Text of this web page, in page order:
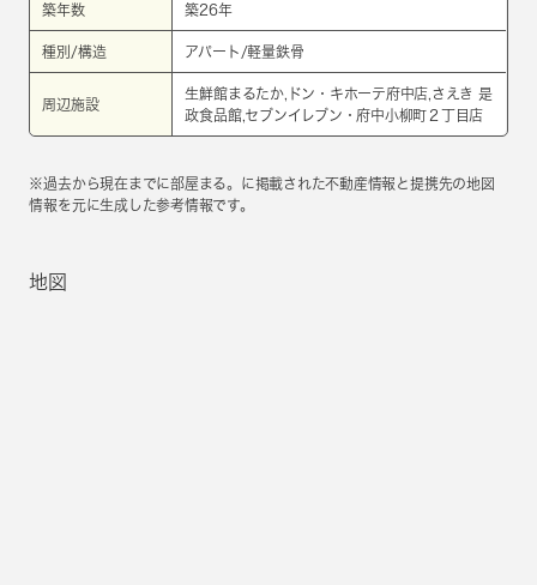
築年数 築26年
種別/構造 アパート/軽量鉄骨
周辺施設
生鮮館まるたか,ドン・キホーテ府中店,さえき 是
政食品館,セブンイレブン・府中小柳町２丁目店
※過去から現在までに部屋まる。に掲載された不動産情報と提携先の地図
情報を元に生成した参考情報です。
地図